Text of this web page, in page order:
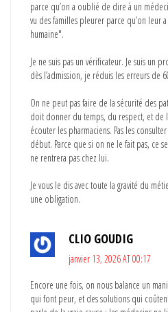
parce qu’on a oublié de dire à un
vu des familles pleurer parce qu’on leur
humaine".
Je ne suis pas un vérificateur. Je suis un
dès l’admission, je réduis les erreurs de
On ne peut pas faire de la sécurité des
doit donner du temps, du respect, et
écouter les pharmaciens. Pas les
début. Parce que si on ne le fait pas, ce
ne rentrera pas chez lui.
Je vous le dis avec toute la gravité du
une obligation.
CLIO GOUDIG
janvier 13, 2026 AT 00:17
Encore une fois, on nous balance un
qui font peur, et des solutions qui